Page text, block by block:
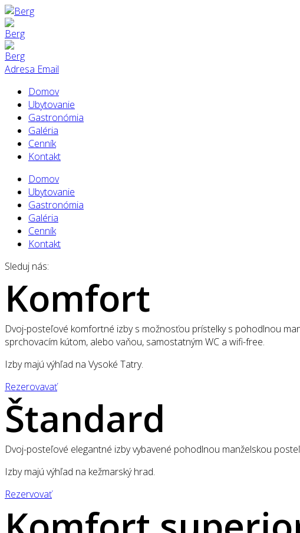
Adresa Email
Domov
Ubytovanie
Gastronómia
Galéria
Cenník
Kontakt
Domov
Ubytovanie
Gastronómia
Galéria
Cenník
Kontakt
Sleduj nás:
Komfort
Dvoj-posteľové komfortné izby s možnosťou prístelky s pohodlnou
sprchovacím kútom, alebo vaňou, samostatným WC a wifi-free.
Izby majú výhľad na Vysoké Tatry.
Rezerovavať
Štandard
Dvoj-posteľové elegantné izby vybavené pohodlnou manželskou
Izby majú výhľad na kežmarský hrad.
Rezervovať